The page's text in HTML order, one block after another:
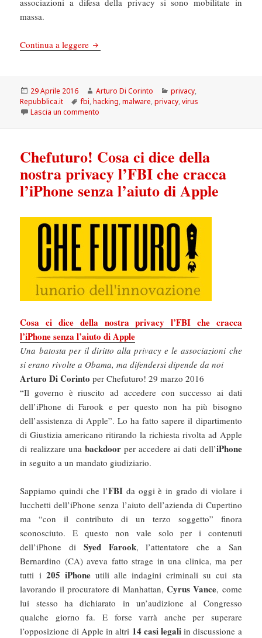
associazioni a difesa della privacy si sono mobilitate in
massa.
Continua a leggere La Repubblica: L’FBI potrà entrare anche nel
Scritto
il
29 Aprile 2016 Autore
Arturo Di Corinto Categorie
privacy,
Repubblica.it
Tag
fbi,hacking,malware,privacy,virus
Lascia un commento
Chefuturo! Cosa ci dice della
nostra privacy l’FBI che cracca
l’iPhone senza l’aiuto di Apple
Cosa ci dice della nostra privacy l’FBI che cracca
l’iPhone senza l’aiuto di Apple
Una batosta per il diritto alla privacy e le associazioni che
si erano rivolte a Obama, ma difendersi dipende da noi
Arturo Di Corinto per Chefuturo! 29 marzo 2016
“Il governo è riuscito ad accedere con successo ai dati
dell’iPhone di Farook e per questo non ha più bisogno
dell’assistenza di Apple”. Lo ha fatto sapere il dipartimento
di Giustizia americano ritirando la richiesta rivolta ad Apple
di realizzare una backdoorper accedere ai dati dell’iPhone
in seguito a un mandato giudiziario.
Sappiamo quindi che l’FBIda oggi è in grado di violare i
lucchetti dell’iPhone senza l’aiuto dell’azienda di Cupertino
ma “con il contributo di un terzo soggetto” finora
sconosciuto. E questo non vale solo per i contenuti
dell’iPhone di Syed Farook, l’attentatore che a San
Bernardino (CA) aveva fatto strage in una clinica, ma per
tutti i 205 iPhoneutili alle indagini criminali su cui sta
lavorando il procuratore di Manhattan, Cyrus Vance, come
lui stesso ha dichiarato in un’audizione al Congresso
qualche giorno fa. E forse varrà anche per superare
l’opposizione di Apple in altri 14 casi legaliin discussione a